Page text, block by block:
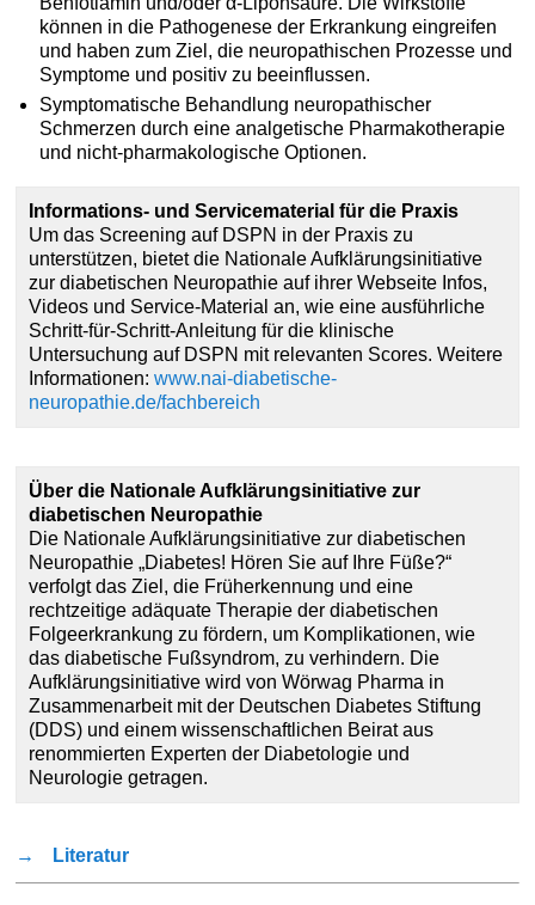
können in die Pathogenese der Erkrankung eingreifen
und haben zum Ziel, die neuropathischen Prozesse und
Symptome und positiv zu beeinflussen.
Symptomatische Behandlung neuropathischer
Schmerzen durch eine analgetische Pharmakotherapie
und nicht-pharmakologische Optionen.
Informations- und Servicematerial für die Praxis
Um das Screening auf DSPN in der Praxis zu
unterstützen, bietet die Nationale Aufklärungsinitiative
zur diabetischen Neuropathie auf ihrer Webseite Infos,
Videos und Service-Material an, wie eine ausführliche
Schritt-für-Schritt-Anleitung für die klinische
Untersuchung auf DSPN mit relevanten Scores. Weitere
Informationen:www.nai-diabetische-
neuropathie.de/fachbereich
Über die Nationale Aufklärungsinitiative zur
diabetischen Neuropathie
Die Nationale Aufklärungsinitiative zur diabetischen
Neuropathie „Diabetes! Hören Sie auf Ihre Füße?“
verfolgt das Ziel, die Früherkennung und eine
rechtzeitige adäquate Therapie der diabetischen
Folgeerkrankung zu fördern, um Komplikationen, wie
das diabetische Fußsyndrom, zu verhindern. Die
Aufklärungsinitiative wird von Wörwag Pharma in
Zusammenarbeit mit der Deutschen Diabetes Stiftung
(DDS) und einem wissenschaftlichen Beirat aus
renommierten Experten der Diabetologie und
Neurologie getragen.
→ Literatur